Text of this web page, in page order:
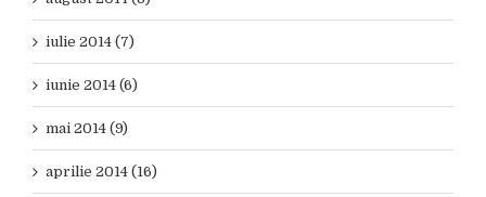
iulie 2014 (7)
iunie 2014 (6)
mai 2014 (9)
aprilie 2014 (16)